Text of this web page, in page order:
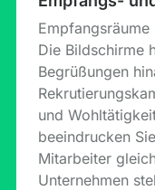
Die Bildschirme
Begrüßungen
und
beeindrucken
Mitarbeiter
Unternehmen